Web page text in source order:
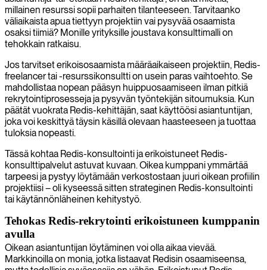
millainen resurssi sopii parhaiten tilanteeseen. Tarvitaanko
väliaikaista apua tiettyyn projektiin vai pysyvää osaamista
osaksi tiimiä? Monille yrityksille joustava konsulttimalli on
tehokkain ratkaisu.
Jos tarvitset erikoisosaamista määräaikaiseen projektiin, Redis-
freelancer tai -resurssikonsultti on usein paras vaihtoehto. Se
mahdollistaa nopean pääsyn huippuosaamiseen ilman pitkiä
rekrytointiprosesseja ja pysyvän työntekijän sitoumuksia. Kun
päätät vuokrata Redis-kehittäjän, saat käyttöösi asiantuntijan,
joka voi keskittyä täysin käsillä olevaan haasteeseen ja tuottaa
tuloksia nopeasti.
Tässä kohtaa Redis-konsultointi ja erikoistuneet Redis-
konsulttipalvelut astuvat kuvaan. Oikea kumppani ymmärtää
tarpeesi ja pystyy löytämään verkostostaan juuri oikean profiilin
projektiisi – oli kyseessä sitten strateginen Redis-konsultointi
tai käytännönläheinen kehitystyö.
Tehokas Redis-rekrytointi erikoistuneen kumppanin
avulla
Oikean asiantuntijan löytäminen voi olla aikaa vievää.
Markkinoilla on monia, jotka listaavat Redisin osaamiseensa,